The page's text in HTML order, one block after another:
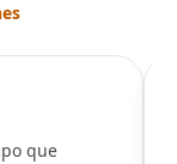
que